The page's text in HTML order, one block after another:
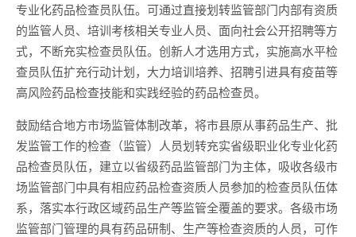
专业化药品检查员队伍。可通过直接划转监管部门内部有资质
的监管人员、培训考核相关专业人员、面向社会公开招聘等方
式，不断充实检查员队伍。创新人才选用方式，实施高水平检
查员队伍扩充行动计划，大力培训培养、招聘引进具有疫苗等
高风险药品检查技能和实践经验的药品检查员。
鼓励结合地方市场监管体制改革，将市县原从事药品生产、批
发监管工作的检查（监管）人员划转充实省级职业化专业化药
品检查员队伍，建立以省级药品监管部门为主体，吸收各级市
场监管部门中具有相应药品检查资质人员参加的检查员队伍体
系，落实本行政区域药品生产等监管全覆盖的要求。各级市场
监管部门管理的具有药品研制、生产等检查资质的人员，可作